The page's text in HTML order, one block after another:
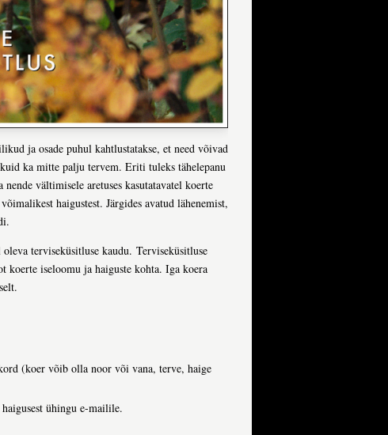
ja osade puhul kahtlustatakse, et need võivad
ka mitte palju tervem. Eriti tuleks tähelepanu
vältimisele aretuses kasutatavatel koerte
haigustest. Järgides avatud lähenemist,
terviseküsitluse kaudu. Terviseküsitluse
koerte iseloomu ja haiguste kohta. Iga koera
(koer võib olla noor või vana, terve, haige
ühingu e-mailile.